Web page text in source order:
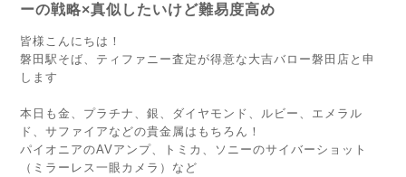
ーの戦略×真似したいけど難易度高め
皆様こんにちは！
磐田駅そば、ティファニー査定が得意な大吉バロー磐田店と申
します
本日も金、プラチナ、銀、ダイヤモンド、ルビー、エメラル
ド、サファイアなどの貴金属はもちろん！
パイオニアのAVアンプ、トミカ、ソニーのサイバーショット
（ミラーレス一眼カメラ）など